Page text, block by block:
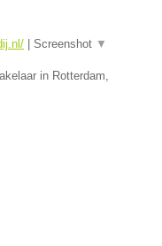
Screenshot ▼
in Rotterdam,